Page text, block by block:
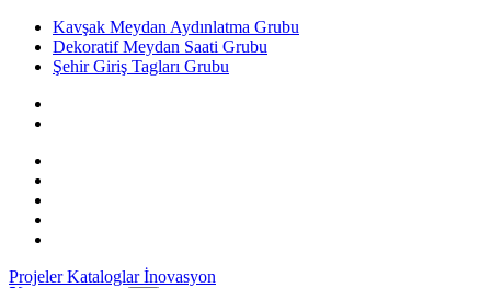
Kavşak Meydan Aydınlatma Grubu
Dekoratif Meydan Saati Grubu
Şehir Giriş Tagları Grubu
Projeler Kataloglar İnovasyon